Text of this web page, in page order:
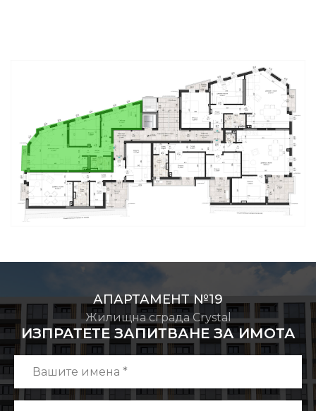
АПАРТАМЕНТ №19
Жилищна сграда Crystal
ИЗПРАТЕТЕ ЗАПИТВАНЕ ЗА ИМОТА